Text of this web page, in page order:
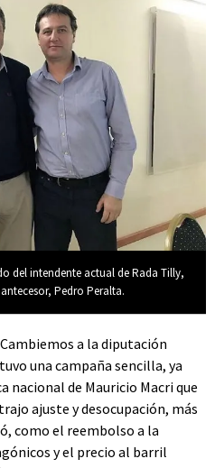
del intendente actual de Rada Tilly,
Pedro Peralta.
a la diputación
una campaña sencilla, ya
nacional de Mauricio Macri que
ajuste y desocupación, más
como el reembolso a la
y el precio al barril